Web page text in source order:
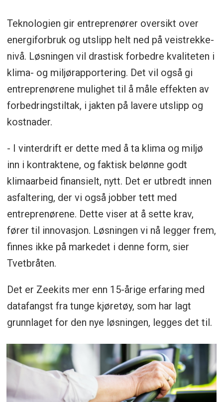
Teknologien gir entreprenører oversikt over
energiforbruk og utslipp helt ned på veistrekke-
nivå. Løsningen vil drastisk forbedre kvaliteten i
klima- og miljørapportering. Det vil også gi
entreprenørene mulighet til å måle effekten av
forbedringstiltak, i jakten på lavere utslipp og
kostnader.
- I vinterdrift er dette med å ta klima og miljø
inn i kontraktene, og faktisk belønne godt
klimaarbeid finansielt, nytt. Det er utbredt innen
asfaltering, der vi også jobber tett med
entreprenørene. Dette viser at å sette krav,
fører til innovasjon. Løsningen vi nå legger frem,
finnes ikke på markedet i denne form, sier
Tvetbråten.
Det er Zeekits mer enn 15-årige erfaring med
datafangst fra tunge kjøretøy, som har lagt
grunnlaget for den nye løsningen, legges det til.